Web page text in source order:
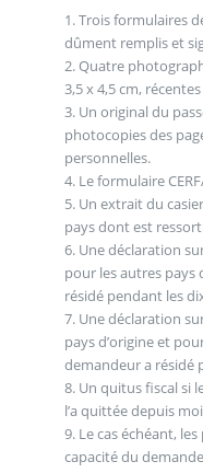
1. Trois formulaires
dûment remplis et
2. Quatre
3,5 x 4,5 cm,
3. Un original du
photocopies des
personnelles.
4. Le formulaire
5. Un extrait du
pays dont est
6. Une déclaration
pour les autres pays
résidé pendant les
7. Une déclaration
pays d’origine et
demandeur a résidé
8. Un quitus fiscal si
l’a quittée depuis
9. Le cas échéant,
capacité du